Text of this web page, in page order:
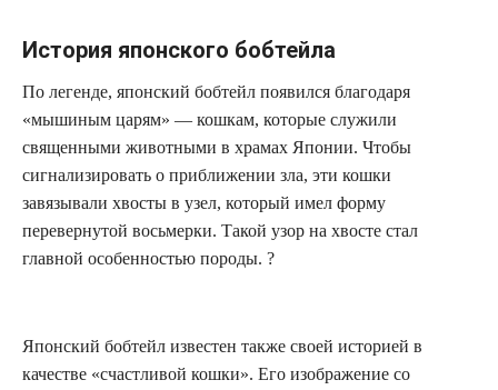
История японского бобтейла
По легенде, японский бобтейл появился благодаря
«мышиным царям» — кошкам, которые служили
священными животными в храмах Японии. Чтобы
сигнализировать о приближении зла, эти кошки
завязывали хвосты в узел, который имел форму
перевернутой восьмерки. Такой узор на хвосте стал
главной особенностью породы. ?
Японский бобтейл известен также своей историей в
качестве «счастливой кошки». Его изображение со